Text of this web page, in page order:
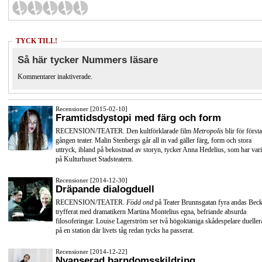
TYCK TILL!
Så här tycker Nummers läsare
Kommentarer inaktiverade.
Recensioner [2015-02-10]
Framtidsdystopi med färg och form
RECENSION/TEATER. Den kultförklarade film Metropolis blir för första
gången teater. Malin Stenbergs går all in vad gäller färg, form och stora
uttryck, ibland på bekostnad av storyn, tycker Anna Hedelius, som har
på Kulturhuset Stadsteatern.
Recensioner [2014-12-30]
Dräpande dialogduell
RECENSION/TEATER. Född ond på Teater Brunnsgatan fyra andas
tryfferat med dramatikern Martina Montelius egna, befriande absurda
filosoferingar. Louise Lagerström ser två högoktaniga skådespelare
på en station där livets tåg redan tycks ha passerat.
Recensioner [2014-12-22]